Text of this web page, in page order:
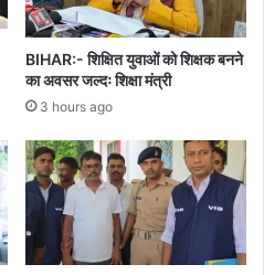
BIHAR:- शिक्षित युवाओं को शिक्षक बनने
का अवसर जल्दः शिक्षा मंत्री
3 hours ago